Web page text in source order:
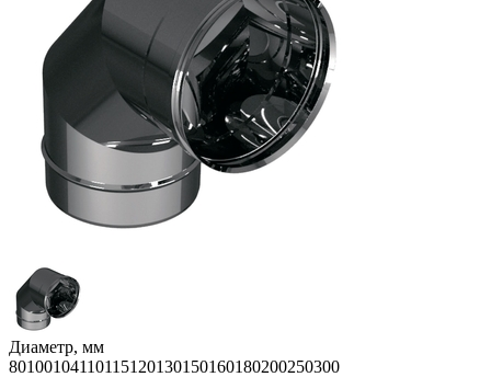
Диаметр, мм
80100104110115120130150160180200250300